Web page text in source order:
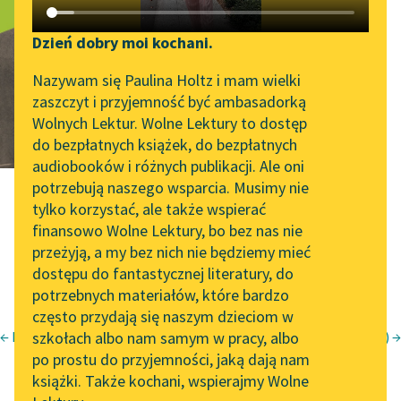
Katalog DAISY
Podkasty o książkach
Zgłoś brak utworu
Aktualności
Zapraszamy na spotkanie
online z tłumaczkami
literatury skandynawskiej
Spotkanie z Katarzyną
Tunkiel w Oslo
Wolne Lektury na 32.
Pol’and’Rock Festivalu
„Kochanek Lady
Chatterley” do słuchania
na Wolnych Lekturach
Nowy audiobook –
Narzędzia
Mapa Wolnych Lektur
Leśmianator
Przewodnik dla piszących i
czytających
API
OAI-PMH
Widget Wolnych Lektur
Przypisy
Dzień dobry moi kochani.
Nazywam się Paulina Holtz i mam wielki
zaszczyt i przyjemność być ambasadorką
Wolnych Lektur. Wolne Lektury to dostęp
do bezpłatnych książek, do bezpłatnych
audiobooków i różnych publikacji. Ale oni
potrzebują naszego wsparcia. Musimy nie
tylko korzystać, ale także wspierać
finansowo Wolne Lektury, bo bez nas nie
przeżyją, a my bez nich nie będziemy mieć
dostępu do fantastycznej literatury, do
potrzebnych materiałów, które bardzo
często przydają się naszym dzieciom w
szkołach albo nam samym w pracy, albo
po prostu do przyjemności, jaką dają nam
książki. Także kochani, wspierajmy Wolne
(Exegi
monumentum
aere
perennius...)
tłum.Lucjan Rydel
Pieśń IV, 7 (Diffugere nives redeunt iam gramina campis...) →
← Pieśń III, 30 (Exegi monumentum aere perennius...)
Horacy